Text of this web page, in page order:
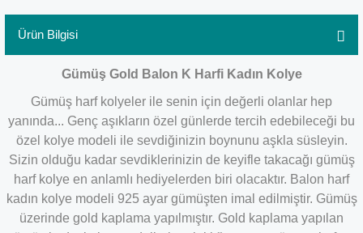
Ürün Bilgisi
Gümüş Gold Balon K Harfi Kadın Kolye
Gümüş harf kolyeler ile senin için değerli olanlar hep
yanında... Genç aşıkların özel günlerde tercih edebileceği bu
özel kolye modeli ile sevdiğinizin boynunu aşkla süsleyin.
Sizin olduğu kadar sevdiklerinizin de keyifle takacağı gümüş
harf kolye en anlamlı hediyelerden biri olacaktır. Balon harf
kadın kolye modeli 925 ayar gümüşten imal edilmiştir. Gümüş
üzerinde gold kaplama yapılmıştır. Gold kaplama yapılan